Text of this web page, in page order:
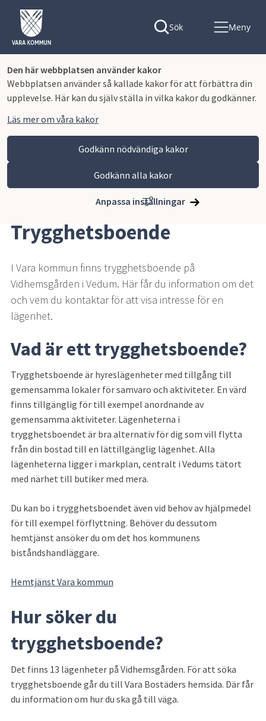
Den här webbplatsen använder kakor
Webbplatsen använder så kallade kakor för att förbättra din
upplevelse. Här kan du själv ställa in vilka kakor du godkänner.
Läs mer om våra kakor
Godkänn nödvändiga kakor
Godkänn alla kakor
Anpassa inställningar
Sök Meny
Vara kommun
Kommun och politik
Bostäder Trygghetsboende
Trygghetsboende
I Vara kommun finns trygghetsboende på
Vidhemsgården i Vedum. Här får du information om det
och vem du kontaktar för att visa intresse för en
lägenhet.
Vad är ett trygghetsboende?
Trygghetsboende är hyreslägenheter med tillgång till
gemensamma lokaler för samvaro och aktiviteter. En värd
finns tillgänglig för till exempel anordnande av
gemensamma aktiviteter. Lägenheterna i
trygghetsboendet är bra alternativ för dig som vill flytta
från din bostad till en lättillgänglig lägenhet. Alla
lägenheterna ligger i markplan, centralt i Vedums tätort
med närhet till butiker med mera.
Du kan bo i trygghetsboendet även vid behov av hjälpmedel
för till exempel förflyttning. Behöver du dessutom
hemtjänst ansöker du om det hos kommunens
biståndshandläggare.
Hemtjänst Vara kommun
Hur söker du
trygghetsboende?
Det finns 13 lägenheter på Vidhemsgården. För att söka
trygghetsboende går du till Vara Bostäders hemsida. Där får
du information om hur du ska gå till väga.